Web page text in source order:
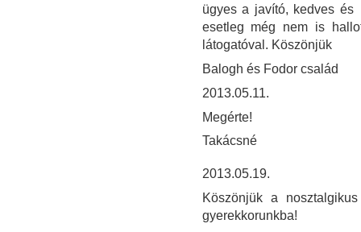
ügyes a javító, kedves
esetleg még nem is
látogatóval. Köszönjük
Balogh és Fodor család
2013.05.11.
Megérte!
Takácsné
2013.05.19.
Köszönjük a
gyerekkorunkba!